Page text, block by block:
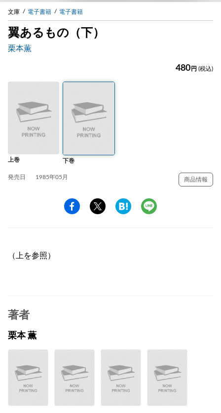
文庫 電子書籍 電子書籍
翼あるもの（下）
栗本薫
480 円 (税込)
上巻 下巻
発売日 1985年05月 商品情報
（上を参照）
著者
栗本 薫